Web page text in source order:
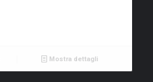
Mostra dettagli